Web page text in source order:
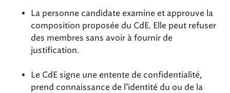
La personne candidate examine et approuve la
composition proposée du CdE. Elle peut refuser
des membres sans avoir à fournir de
justification.
Le CdE signe une entente de confidentialité,
prend connaissance de l’identité du ou de la